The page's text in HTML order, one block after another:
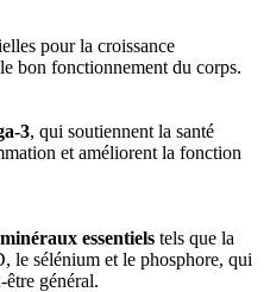
pour la croissance
bon fonctionnement du corps.
3, qui soutiennent la santé
et améliorent la fonction
essentiels tels que la
le sélénium et le phosphore, qui
général.